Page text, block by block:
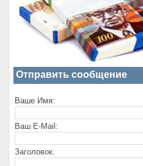
Отправить сообщение
Ваше Имя:
Ваш E-Mail:
Заголовок: